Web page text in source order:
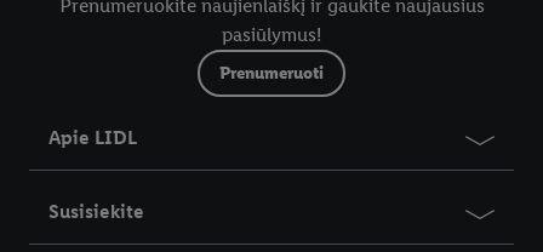
Prenumeruokite naujienlaiškį ir gaukite naujausius
pasiūlymus!
Prenumeruoti
Apie LIDL
Susisiekite